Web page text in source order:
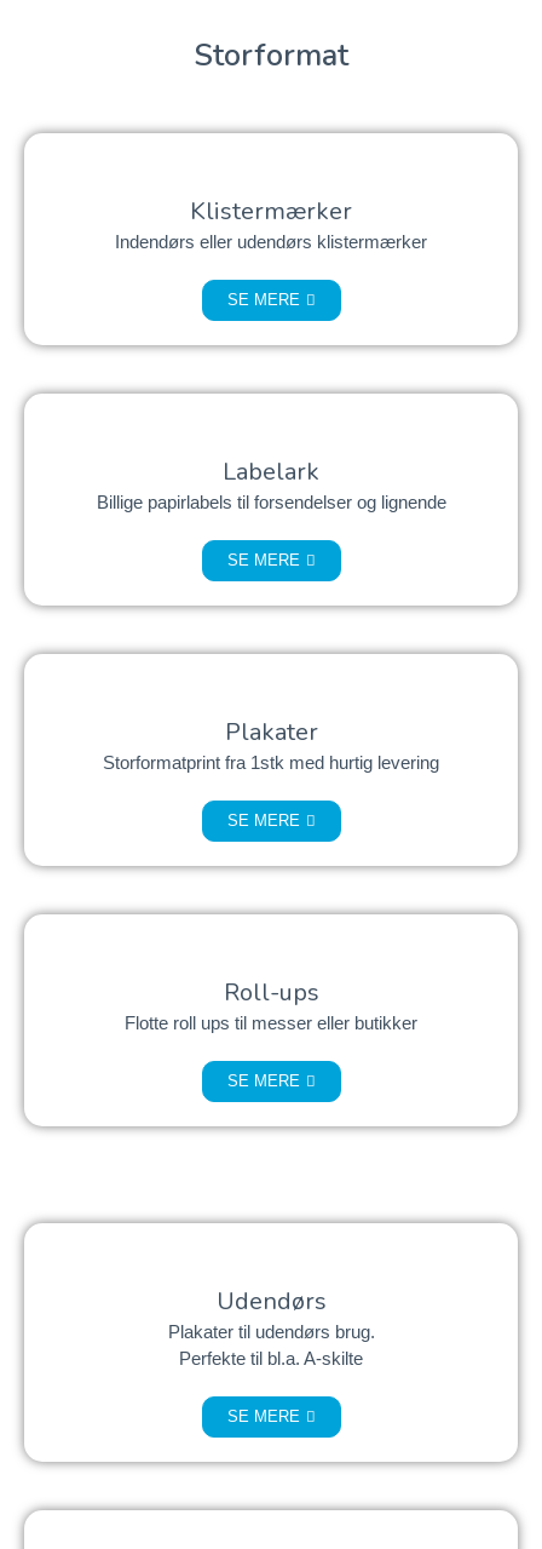
Storformat
Klistermærker
Indendørs eller udendørs klistermærker
SE MERE
Labelark
Billige papirlabels til forsendelser og lignende
SE MERE
Plakater
Storformatprint fra 1stk med hurtig levering
SE MERE
Roll-ups
Flotte roll ups til messer eller butikker
SE MERE
Udendørs
Plakater til udendørs brug.
Perfekte til bl.a. A-skilte
SE MERE